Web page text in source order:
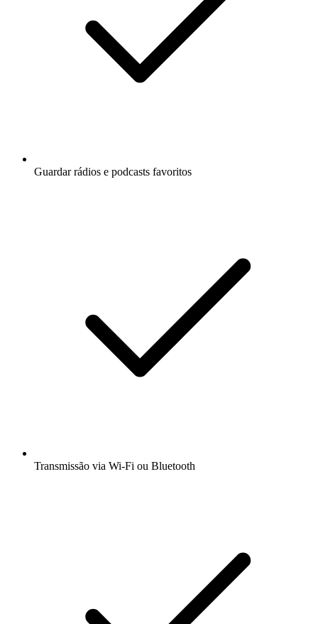
Guardar rádios e podcasts favoritos
Transmissão via Wi-Fi ou Bluetooth